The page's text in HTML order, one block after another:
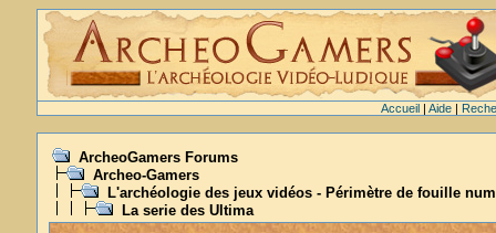
Accueil| Aide|
ArcheoGamers Forums
Archeo-Gamers
L'archéologie des jeux vidéos - Périmètre de fouille
La serie des Ultima